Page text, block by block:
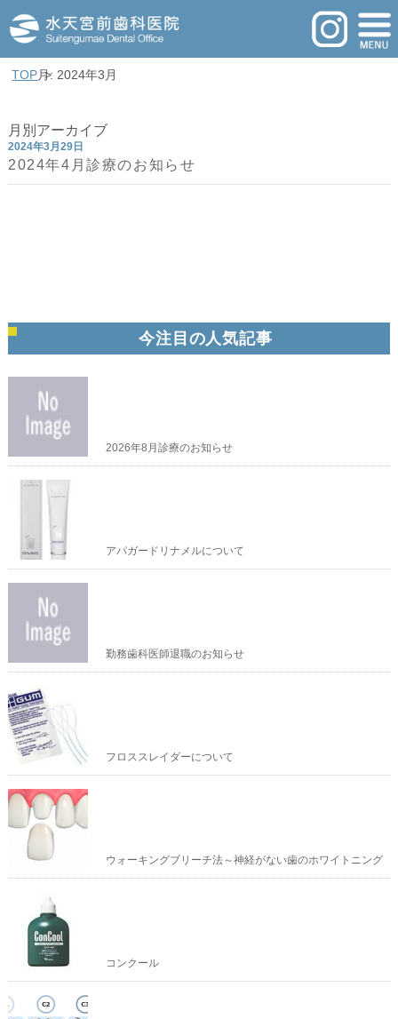
TOP月: 2024年3月
月別アーカイブ
2024年3月29日
2024年4月診療のお知らせ
今注目の人気記事
2026年8月診療のお知らせ
アパガードリナメルについて
勤務歯科医師退職のお知らせ
フロススレイダーについて
ウォーキングブリーチ法～神経がない歯のホワイトニング
コンクール